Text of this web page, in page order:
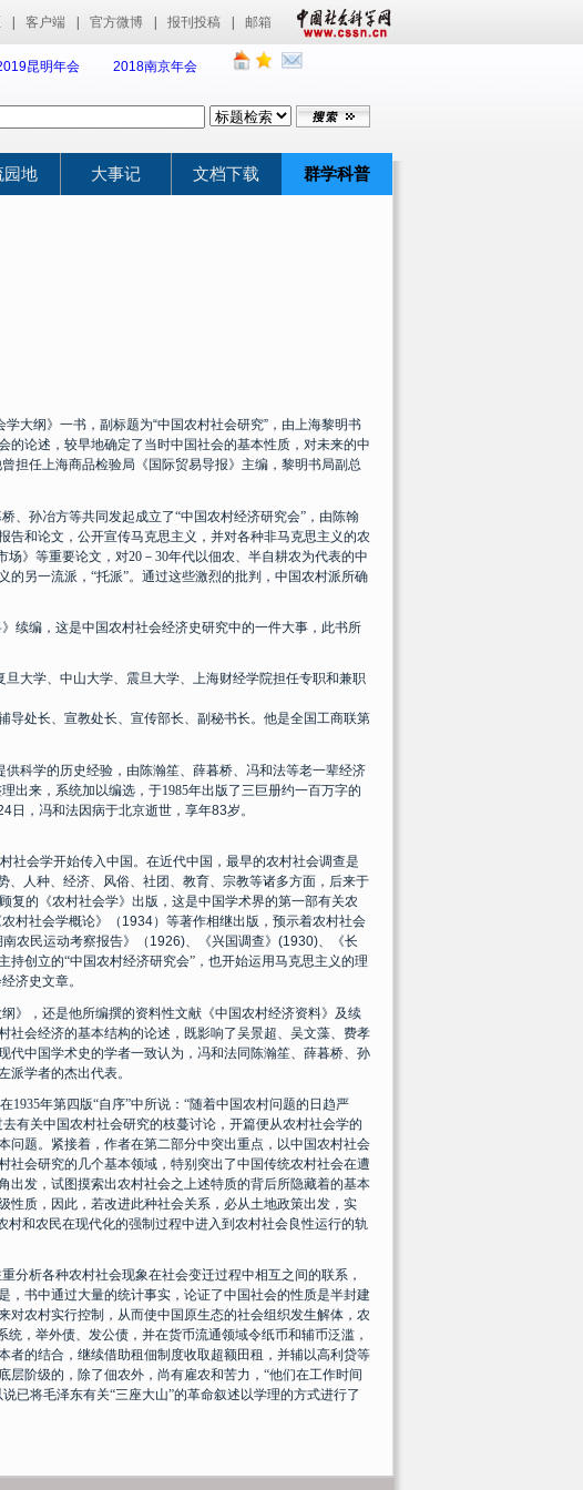
客户端 官方微博 报刊投稿 邮箱
昆明年会 2018南京年会
园地 大事记 文档下载 群学科普
学大纲》一书，副标题为“中国农村社会研究” ，由上海黎明书
论述，较早地确定了当时中国社会的基本性质，对未来的中
担任上海商品检验局《国际贸易导报》主编，黎明书局副总
、孙冶方等共同发起成立了“中国农村经济研究会” ，由陈翰
和论文，公开宣传马克思主义，并对各种非马克思主义的农
场》 等重要论文，对20 － 30年代以佃农、半自耕农为代表的中
的另一流派， “托派”。通过这些激烈的批判，中国农村派所确
续编，这是中国农村社会经济史研究中的一件大事，此书所
大学、中山大学、震旦大学、上海财经学院担任专职和兼职
导处长、宣教处长、宣传部长、副秘书长。他是全国工商联第
科学的历史经验， 由陈瀚笙、薛暮桥、冯和法等老一辈经济
出来，系统加以编选，于1985年出版了三巨册约一百万字的
日 ，冯和法因病于北京逝世，享年83岁。
社会学开始传入中国。在近代中国，最早的农村社会调查是
人种、经济、风俗、社团、教育、宗教等诸多方面，后来于
复的《农村社会学》出版，这是中国学术界的第一部有关农
村社会学概论》（ 1934）等著作相继出版，预示着农村社会
农民运动考察报告》（ 1926)、《兴国调查》 (1930)、《长
创立的“中国农村经济研究会”，也开始运用马克思主义的理
济史文章。
》，还是他所编撰的资料性文献《中国农村经济资料》及续
社会经济的基本结构的论述，既影响了吴景超、吴文藻、费孝
代中国学术史的学者一致认为，冯和法同陈瀚笙、薛暮桥、孙
学者的杰出代表。
1935年第四版“自序”中所说：“随着中国农村问题的日趋严
有关中国农村社会研究的枝蔓讨论，开篇便从农村社会学的
问题。紧接着，作者在第二部分中突出重点，以中国农村社会
会研究的几个基本领域，特别突出了中国传统农村社会在遭
出发，试图摸索出农村社会之上述特质的背后所隐藏着的基本
性质，因此，若改进此种社会关系，必从土地政策出发，实
和农民在现代化的强制过程中进入到农村社会良性运行的轨
分析各种农村社会现象在社会变迁过程中相互之间的联系，
，书中通过大量的统计事实，论证了中国社会的性质是半封建
农村实行控制，从而使中国原生态的社会组织发生解体，农
，举外债、发公债，并在货币流通领域令纸币和辅币泛滥，
者的结合，继续借助租佃制度收取超额田租，并辅以高利贷等
阶级的，除了佃农外，尚有雇农和苦力，“他们在工作时间
已将毛泽东有关“三座大山”的革命叙述以学理的方式进行了